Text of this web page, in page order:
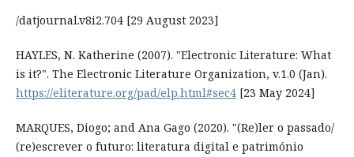
/datjournal.v8i2.704 [29 August 2023]
HAYLES, N. Katherine (2007). "Electronic Literature: What
is it?". The Electronic Literature Organization, v.1.0 (Jan).
https://eliterature.org/pad/elp.html#sec4[23 May 2024]
MARQUES, Diogo; and Ana Gago (2020). "(Re)ler o passado/
(re)escrever o futuro: literatura digital e património